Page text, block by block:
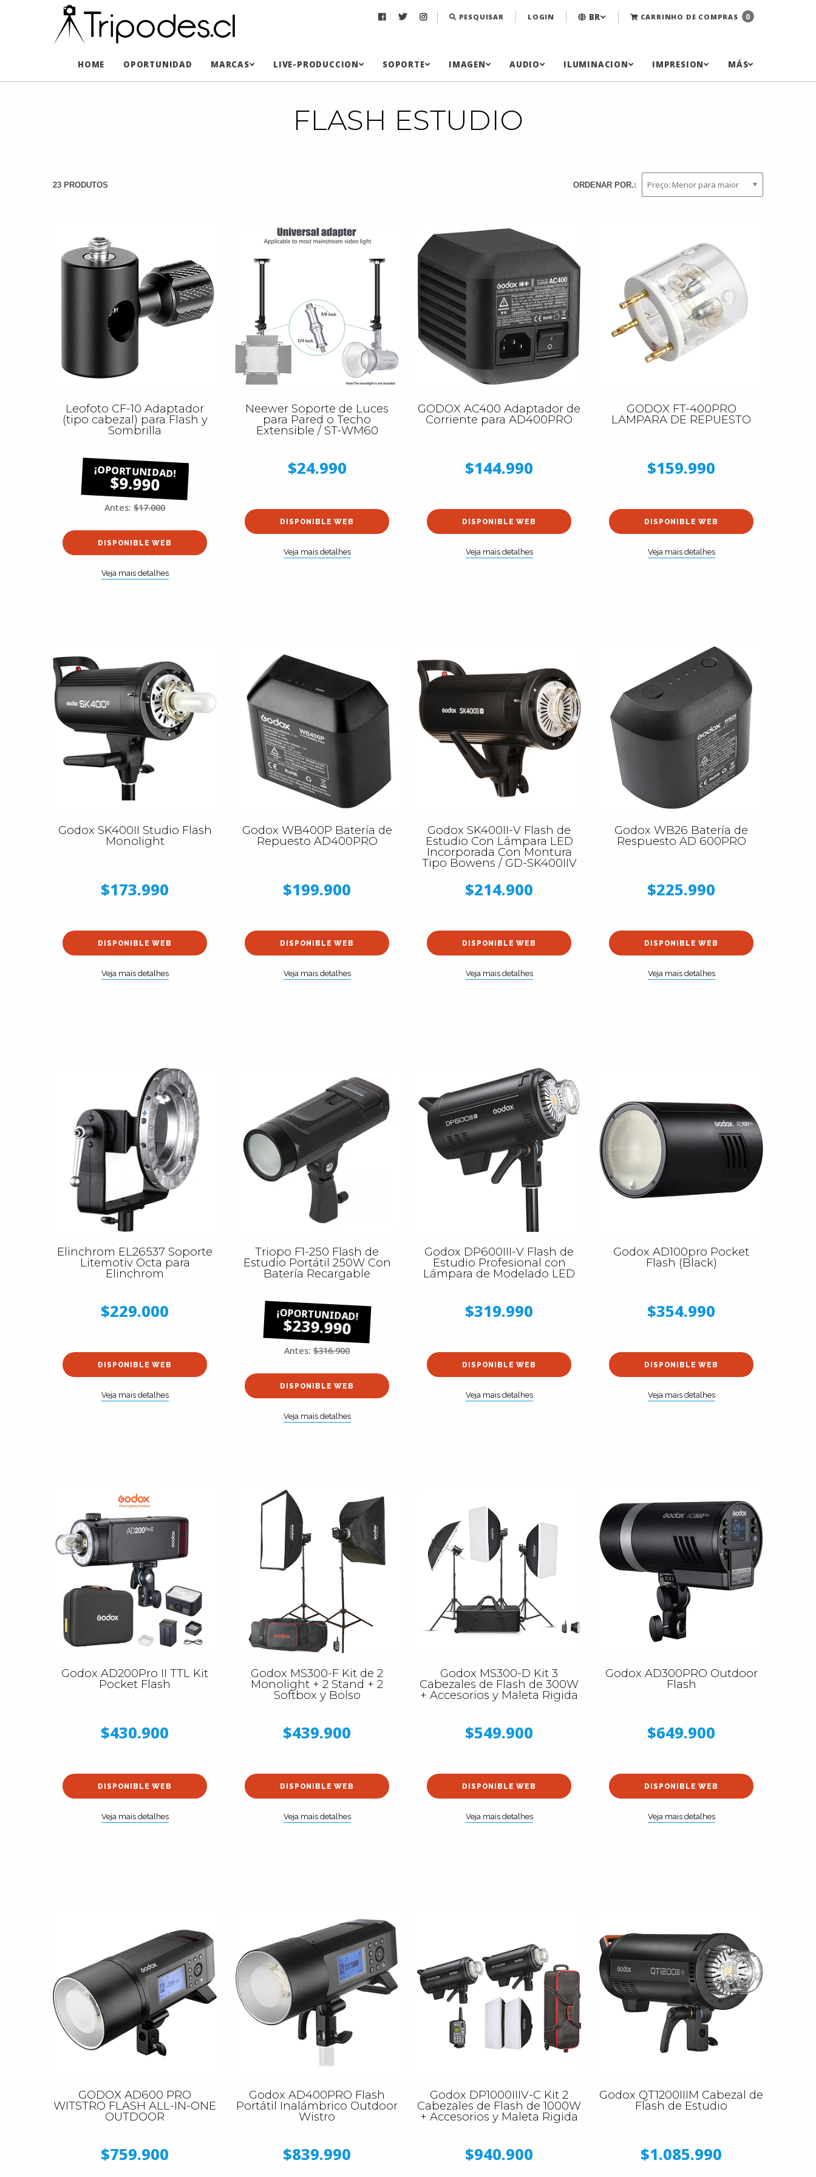
PESQUISAR LOGIN BR CARRINHO DE COMPRAS 0
HOME OPORTUNIDAD MARCAS LIVE-PRODUCCION SOPORTE IMAGEN AUDIO ILUMINACION IMPRESION MÁS
FLASH ESTUDIO
23 PRODUTOS ORDENAR POR.:
Leofoto CF-10 Adaptador
(tipo cabezal) para Flash y
Sombrilla
$9.990
Antes: $17.000
DISPONIBLE WEB
Veja mais detalhes
Neewer Soporte de Luces
para Pared o Techo
Extensible / ST-WM60
$24.990
DISPONIBLE WEB
Veja mais detalhes
GODOX AC400 Adaptador de
Corriente para AD400PRO
$144.990
DISPONIBLE WEB
Veja mais detalhes
GODOX FT-400PRO
LAMPARA DE REPUESTO
$159.990
DISPONIBLE WEB
Veja mais detalhes
Godox SK400II Studio Flash
Monolight
$173.990
DISPONIBLE WEB
Veja mais detalhes
Godox WB400P Batería de
Repuesto AD400PRO
$199.900
DISPONIBLE WEB
Veja mais detalhes
Godox SK400II-V Flash de
Estudio Con Lámpara LED
Incorporada Con Montura
Tipo Bowens / GD-SK400IIV
$214.900
DISPONIBLE WEB
Veja mais detalhes
Godox WB26 Batería de
Respuesto AD 600PRO
$225.990
DISPONIBLE WEB
Veja mais detalhes
Elinchrom EL26537 Soporte
Litemotiv Octa para
Elinchrom
$229.000
DISPONIBLE WEB
Veja mais detalhes
Triopo F1-250 Flash de
Estudio Portátil 250W Con
Batería Recargable
$239.990
Antes: $316.900
DISPONIBLE WEB
Veja mais detalhes
Godox DP600III-V Flash de
Estudio Profesional con
Lámpara de Modelado LED
$319.990
DISPONIBLE WEB
Veja mais detalhes
Godox AD100pro Pocket
Flash (Black)
$354.990
DISPONIBLE WEB
Veja mais detalhes
Godox AD200Pro II TTL Kit
Pocket Flash
$430.900
DISPONIBLE WEB
Veja mais detalhes
Godox MS300-F Kit de 2
Monolight + 2 Stand + 2
Softbox y Bolso
$439.900
DISPONIBLE WEB
Veja mais detalhes
Godox MS300-D Kit 3
Cabezales de Flash de 300W
+ Accesorios y Maleta Rigida
$549.900
DISPONIBLE WEB
Veja mais detalhes
Godox AD300PRO Outdoor
Flash
$649.900
DISPONIBLE WEB
Veja mais detalhes
GODOX AD600 PRO
WITSTRO FLASH ALL-IN-ONE
OUTDOOR
$759.900
Godox AD400PRO Flash
Portátil Inalámbrico Outdoor
Wistro
$839.990
Godox DP1000IIIV-C Kit 2
Cabezales de Flash de 1000W
+ Accesorios y Maleta Rigida
$940.900
Godox QT1200IIIM Cabezal de
Flash de Estudio
$1.085.990